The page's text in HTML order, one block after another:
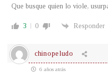
Que busque quien lo viole,
3 0 Responder
chinopeludo
6 años atrás